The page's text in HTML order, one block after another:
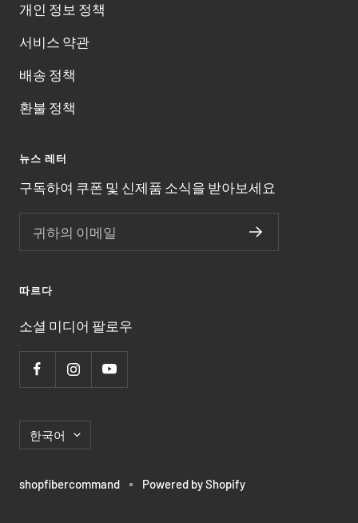
개인 정보 정책
서비스 약관
배송 정책
환불 정책
뉴스 레터
구독하여 쿠폰 및 신제품 소식을 받아보세요
귀하의 이메일
따르다
소셜 미디어 팔로우
언
어
한국어
shopfibercommand Powered by Shopify